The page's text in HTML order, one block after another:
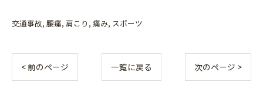
交通事故 腰痛 肩こり 痛み スポーツ
< 前のページ 一覧に戻る 次のページ >